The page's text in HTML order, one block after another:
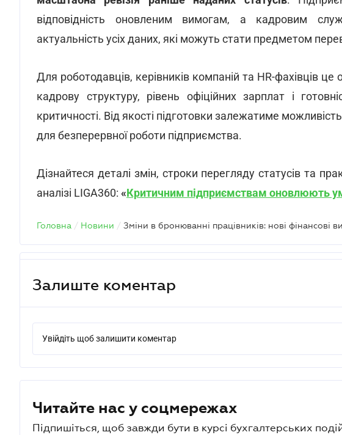
відповідність оновленим вимогам, а кадровим
актуальність усіх даних, які можуть стати предметом
Для роботодавців, керівників компаній та HR-фахівців це
кадрову структуру, рівень офіційних зарплат і
критичності. Від якості підготовки залежатиме
для безперервної роботи підприємства.
Дізнайтеся деталі змін, строки перегляду статусів та
аналізі LIGA360: «Критичним підприємствам оновлюють
Головна / Новини /
Залиште коментар
Увійдіть щоб залишити коментар
Читайте нас у соцмережах
Підпишіться, щоб завжди бути в курсі бухгалтерських